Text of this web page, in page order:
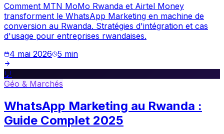
Comment MTN MoMo Rwanda et Airtel Money
transforment le WhatsApp Marketing en machine de
conversion au Rwanda. Stratégies d'intégration et cas
d'usage pour entreprises rwandaises.
4 mai 2026 5 min
💬
Géo & Marchés
WhatsApp Marketing au Rwanda :
Guide Complet 2025